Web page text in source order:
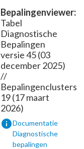
Bepalingenviewer:
Tabel
Diagnostische
Bepalingen
versie 45 (03
december 2025)
//
Bepalingenclusters
19 (17 maart
2026)
infoDocumentatie
Diagnostische
bepalingen